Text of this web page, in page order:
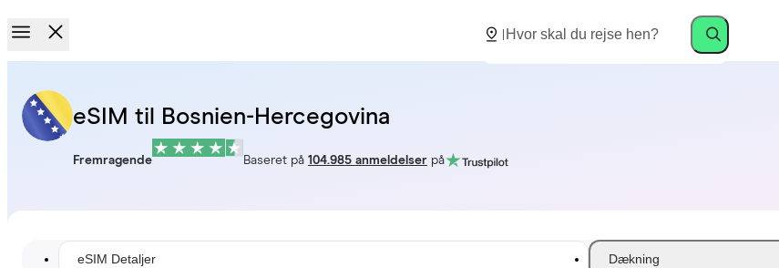
eSIM til Bosnien-Hercegovina
Fremragende Baseret på 104.985 anmeldelser på
eSIM Detaljer Dækning